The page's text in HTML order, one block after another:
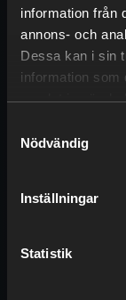
information från
annons- och
Dessa kan i sin
information som
samlat in när du
Nödvändig
Inställningar
Statistik
finns en
en
Fler